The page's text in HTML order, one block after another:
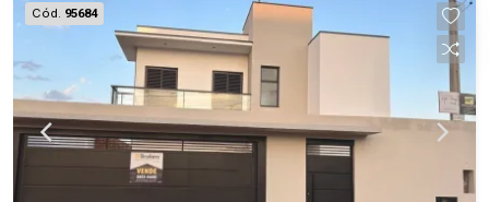
Cód. 95684